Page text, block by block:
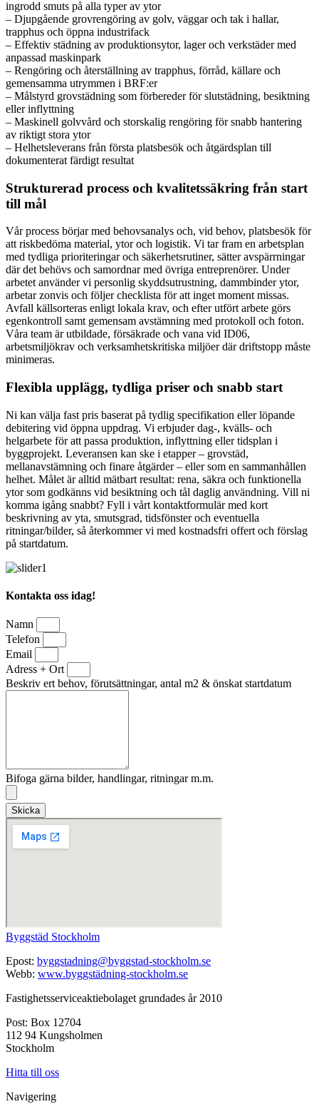
ingrodd smuts på alla typer av ytor
– Djupgående grovrengöring av golv, väggar och tak i hallar,
trapphus och öppna industrifack
– Effektiv städning av produktionsytor, lager och verkstäder med
anpassad maskinpark
– Rengöring och återställning av trapphus, förråd, källare och
gemensamma utrymmen i BRF:er
– Målstyrd grovstädning som förbereder för slutstädning, besiktning
eller inflyttning
– Maskinell golvvård och storskalig rengöring för snabb hantering
av riktigt stora ytor
– Helhetsleverans från första platsbesök och åtgärdsplan till
dokumenterat färdigt resultat
Strukturerad process och kvalitetssäkring från start
till mål
Vår process börjar med behovsanalys och, vid behov, platsbesök för
att riskbedöma material, ytor och logistik. Vi tar fram en arbetsplan
med tydliga prioriteringar och säkerhetsrutiner, sätter avspärrningar
där det behövs och samordnar med övriga entreprenörer. Under
arbetet använder vi personlig skyddsutrustning, dammbinder ytor,
arbetar zonvis och följer checklista för att inget moment missas.
Avfall källsorteras enligt lokala krav, och efter utfört arbete görs
egenkontroll samt gemensam avstämning med protokoll och foton.
Våra team är utbildade, försäkrade och vana vid ID06,
arbetsmiljökrav och verksamhetskritiska miljöer där driftstopp måste
minimeras.
Flexibla upplägg, tydliga priser och snabb start
Ni kan välja fast pris baserat på tydlig specifikation eller löpande
debitering vid öppna uppdrag. Vi erbjuder dag-, kvälls- och
helgarbete för att passa produktion, inflyttning eller tidsplan i
byggprojekt. Leveransen kan ske i etapper – grovstäd,
mellanavstämning och finare åtgärder – eller som en sammanhållen
helhet. Målet är alltid mätbart resultat: rena, säkra och funktionella
ytor som godkänns vid besiktning och tål daglig användning. Vill ni
komma igång snabbt? Fyll i vårt kontaktformulär med kort
beskrivning av yta, smutsgrad, tidsfönster och eventuella
ritningar/bilder, så återkommer vi med kostnadsfri offert och förslag
på startdatum.
Kontakta oss idag!
Namn
Telefon
Email
Adress + Ort
Beskriv ert behov, förutsättningar, antal m2 & önskat startdatum
Bifoga gärna bilder, handlingar, ritningar m.m.
Skicka
Byggstäd Stockholm
Epost: byggstadning@byggstad-stockholm.se
Webb: www.byggstädning-stockholm.se
Fastighetsserviceaktiebolaget grundades år 2010
Post: Box 12704
112 94 Kungsholmen
Stockholm
Hitta till oss
Navigering